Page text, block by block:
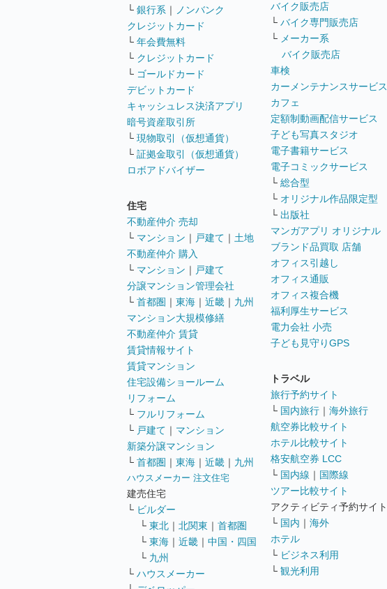
└ 銀行系 ｜
ノンバンク
クレジットカード
└ 年会費無料
└ クレジットカード
└ ゴールドカード
デビットカード
キャッシュレス決済アプリ
暗号資産取引所
└ 現物取引（仮想通貨）
└ 証拠金取引（仮想通貨）
ロボアドバイザー
住宅
不動産仲介 売却
└ マンション ｜ 戸建て ｜ 土地
不動産仲介 購入
└ マンション ｜ 戸建て
分譲マンション管理会社
└ 首都圏 ｜ 東海 ｜ 近畿 ｜ 九州
マンション大規模修繕
不動産仲介 賃貸
賃貸情報サイト
賃貸マンション
住宅設備ショールーム
リフォーム
└ フルリフォーム
└ 戸建て ｜ マンション
新築分譲マンション
└ 首都圏 ｜ 東海 ｜ 近畿 ｜ 九州
ハウスメーカー 注文住宅
建売住宅
└ ビルダー
└ 東北 ｜ 北関東 ｜ 首都圏
└ 東海 ｜ 近畿 ｜ 中国・四国
└ 九州
└ ハウスメーカー
バイク販売店
└ バイク専門販売店
└ メーカー系
バイク販売店
車検
カーメンテナンスサービス
カフェ
定額制動画配信サービス
子ども写真スタジオ
電子書籍サービス
電子コミックサービス
└ 総合型
└ オリジナル作品限定型
└ 出版社
マンガアプリ オリジナル
ブランド品買取 店舗
オフィス引越し
オフィス通販
オフィス複合機
福利厚生サービス
電力会社 小売
子ども見守りGPS
トラベル
旅行予約サイト
└ 国内旅行 ｜ 海外旅行
航空券比較サイト
ホテル比較サイト
格安航空券 LCC
└ 国内線 ｜ 国際線
ツアー比較サイト
アクティビティ予約サイト
└ 国内 ｜ 海外
ホテル
└ ビジネス利用
└ 観光利用